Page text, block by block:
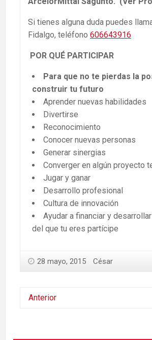
Si tienes alguna duda puedes
Fidalgo, teléfono 606643916
POR QUÉ PARTICIPAR
Para que no te pierdas la
construir tu futuro
Aprender nuevas habilidades
Divertirse
Reconocimiento
Conocer nuevas personas
Generar sinergias
Converger en algún proyecto
Jugar y ganar
Desarrollo profesional
Cultura de innovación
Ayudar a financiar y
del que tu eres partícipe
28 mayo, 2015 César
Anterior